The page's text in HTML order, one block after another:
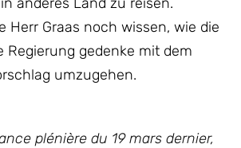
Herr Graas noch wissen, wie die
Regierung gedenke mit dem
umzugehen.
plénière du 19 mars dernier,